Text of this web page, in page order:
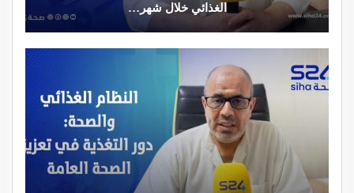
السكري في رمضان